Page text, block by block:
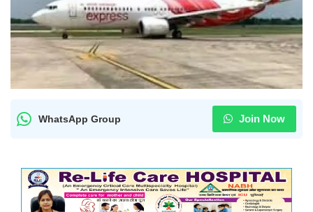
WhatsApp Group Join Now